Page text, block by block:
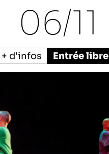
06/11
+ d'infos Entrée libre